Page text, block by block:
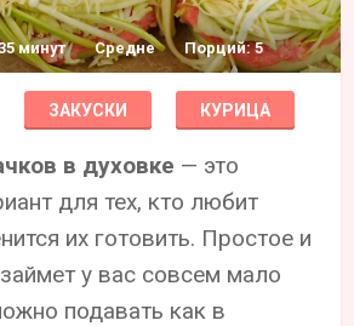
минут Средне Порций: 5
ЗАКУСКИ КУРИЦА
в духовке — это
для тех, кто любит
их готовить. Простое и
у вас совсем мало
подавать как в